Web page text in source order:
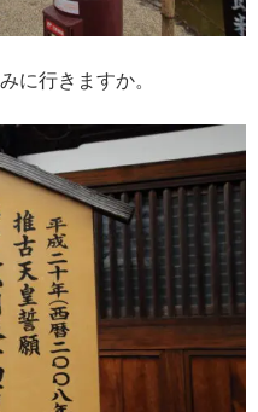
に行きますか。